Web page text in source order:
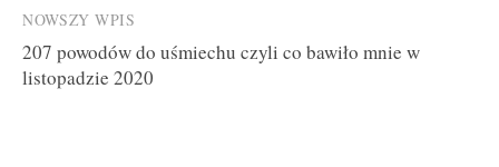
NOWSZY WPIS
207 powodów do uśmiechu czyli co bawiło mnie w
listopadzie 2020